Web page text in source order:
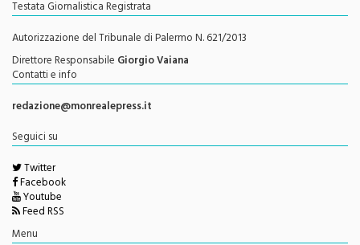
Testata Giornalistica Registrata
Autorizzazione del Tribunale di Palermo N. 621/2013
Direttore ResponsabileGiorgio Vaiana
Contatti e info
redazione@monrealepress.it
Seguici su
Twitter
Facebook
Youtube
Feed RSS